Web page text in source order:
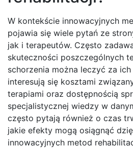
W kontekście innowacyjnych
pojawia się wiele pytań ze
jak i terapeutów. Często
skuteczności poszczególnych
schorzenia można leczyć za
interesują się kosztami
terapiami oraz dostępnością
specjalistycznej wiedzy w
często pytają również o czas
jakie efekty mogą osiągnąć
innowacyjnych metod